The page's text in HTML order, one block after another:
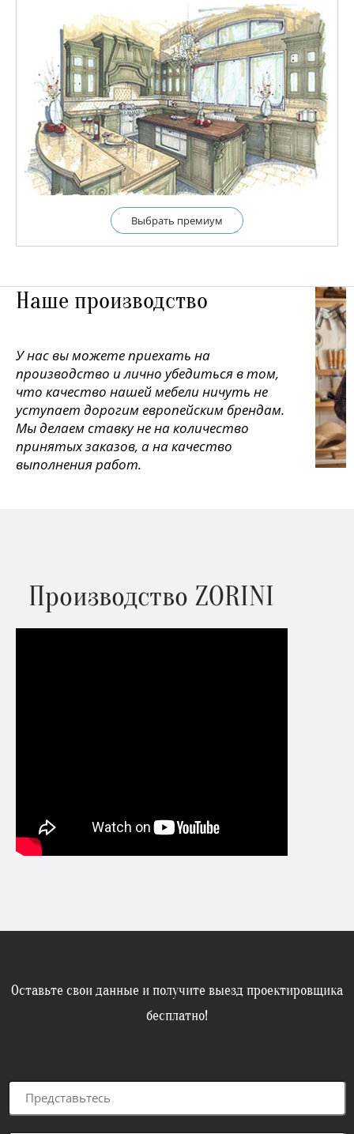
Выбрать премиум
Наше производство
У нас вы можете приехать на
производство и лично убедиться в том,
что качество нашей мебели ничуть не
уступает дорогим европейским брендам.
Мы делаем ставку не на количество
принятых заказов, а на качество
выполнения работ.
Производство ZORINI
Оставьте свои данные и получите выезд проектировщика
бесплатно!